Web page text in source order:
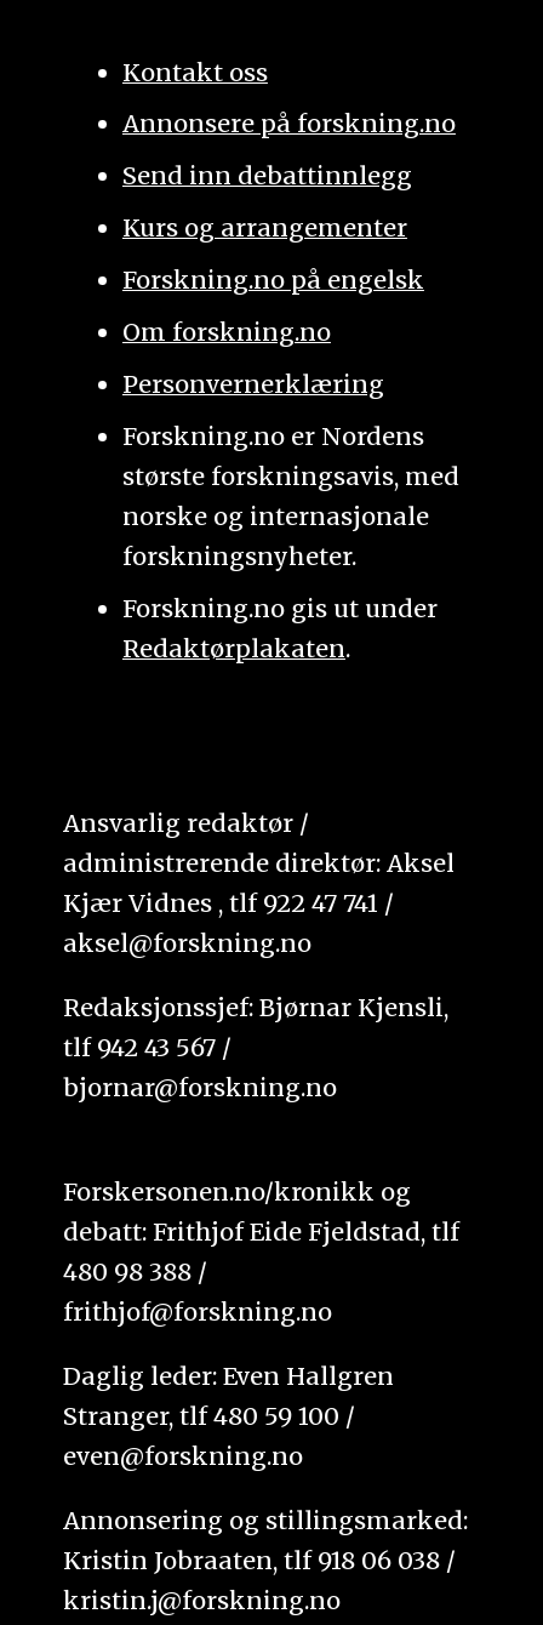
Kontakt oss
Annonsere på forskning.no
Send inn debattinnlegg
Kurs og arrangementer
Forskning.no på engelsk
Om forskning.no
Personvernerklæring
Forskning.no er Nordens
største forskningsavis, med
norske og internasjonale
forskningsnyheter.
Forskning.no gis ut under
Redaktørplakaten.
Ansvarlig redaktør /
administrerende direktør: Aksel
Kjær Vidnes , tlf 922 47 741 /
aksel@forskning.no
Redaksjonssjef: Bjørnar Kjensli,
tlf 942 43 567 /
bjornar@forskning.no
Forskersonen.no/kronikk og
debatt: Frithjof Eide Fjeldstad, tlf
480 98 388 /
frithjof@forskning.no
Daglig leder: Even Hallgren
Stranger, tlf 480 59 100 /
even@forskning.no
Annonsering og stillingsmarked:
Kristin Jobraaten, tlf 918 06 038 /
kristin.j@forskning.no